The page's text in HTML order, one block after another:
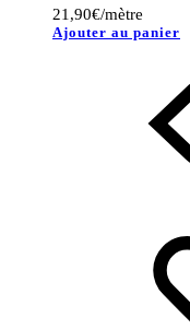
21,90€/mètre
Ajouter au panier